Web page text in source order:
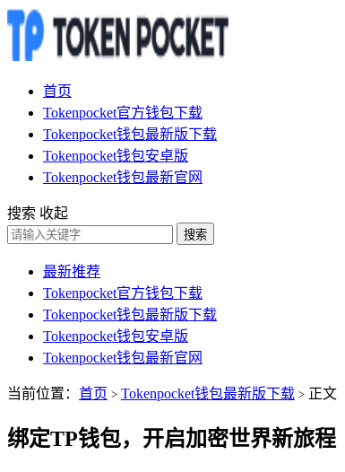
首页
Tokenpocket官方钱包下载
Tokenpocket钱包最新版下载
Tokenpocket钱包安卓版
Tokenpocket钱包最新官网
搜索 收起
搜索
最新推荐
Tokenpocket官方钱包下载
Tokenpocket钱包最新版下载
Tokenpocket钱包安卓版
Tokenpocket钱包最新官网
当前位置： 首页 > Tokenpocket钱包最新版下载 > 正文
绑定TP钱包，开启加密世界新旅程